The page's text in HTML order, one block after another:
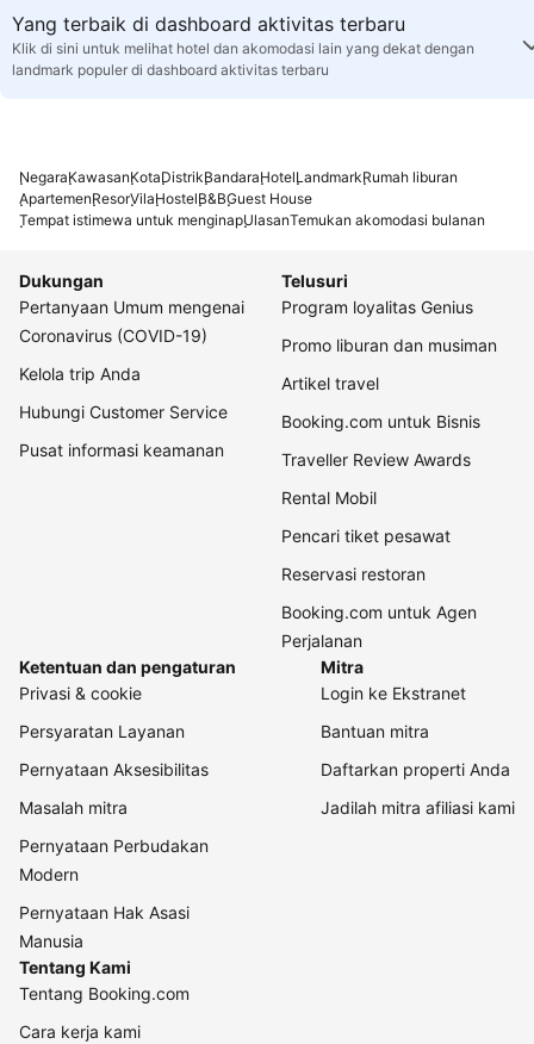
Yang terbaik di dashboard aktivitas terbaru
Klik di sini untuk melihat hotel dan akomodasi lain yang dekat dengan
landmark populer di dashboard aktivitas terbaru
NegaraKawasanKotaDistrikBandaraHotelLandmarkRumah liburan
ApartemenResorVilaHostelB&BGuest House
Tempat istimewa untuk menginapUlasanTemukan akomodasi bulanan
Dukungan
Pertanyaan Umum mengenai
Coronavirus (COVID-19)
Kelola trip Anda
Hubungi Customer Service
Pusat informasi keamanan
Telusuri
Program loyalitas Genius
Promo liburan dan musiman
Artikel travel
Booking.com untuk Bisnis
Traveller Review Awards
Rental Mobil
Pencari tiket pesawat
Reservasi restoran
Booking.com untuk Agen
Perjalanan
Ketentuan dan pengaturan
Privasi & cookie
Persyaratan Layanan
Pernyataan Aksesibilitas
Masalah mitra
Pernyataan Perbudakan
Modern
Pernyataan Hak Asasi
Manusia
Mitra
Login ke Ekstranet
Bantuan mitra
Daftarkan properti Anda
Jadilah mitra afiliasi kami
Tentang Kami
Tentang Booking.com
Cara kerja kami